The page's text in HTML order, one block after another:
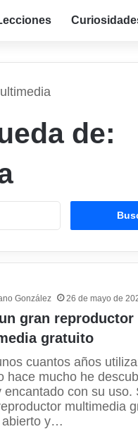
de:
Buscar:
González 26 de mayo de
gran reproductor
gratuito
cuantos años
hace mucho he
encantado con su uso.
multimedia
abierto y…